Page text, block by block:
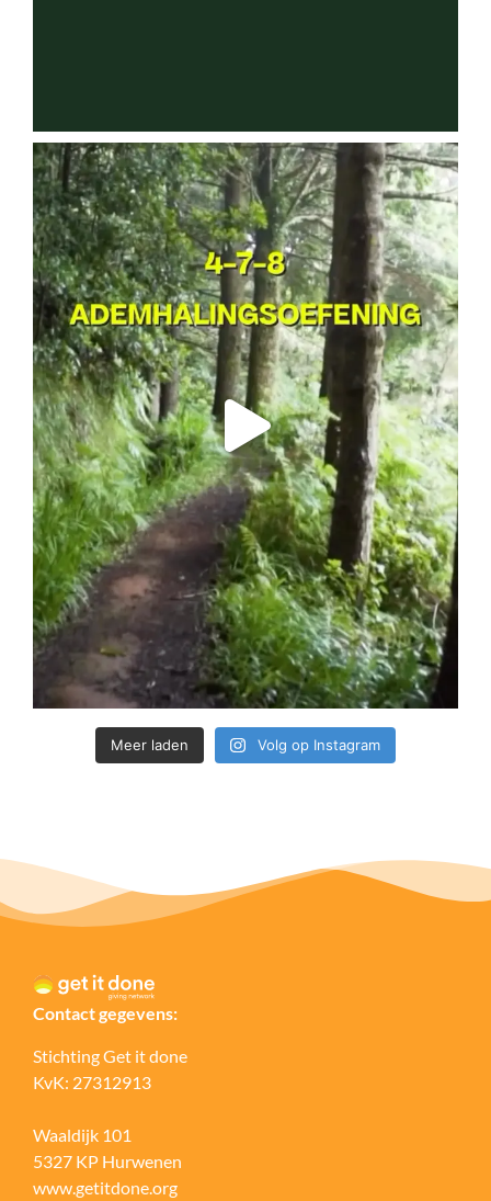
Meer laden Volg op Instagram
Contact gegevens:
Stichting Get it done
KvK: 27312913
Waaldijk 101
5327 KP Hurwenen
www.getitdone.org